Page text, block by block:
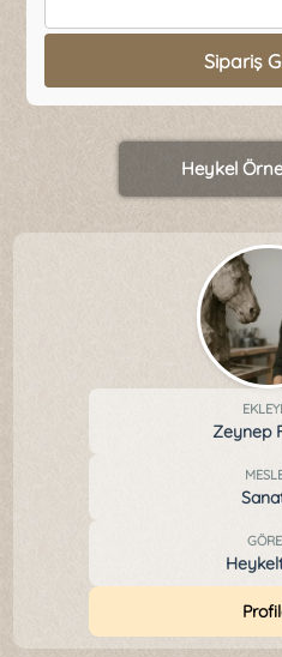
Sipariş
Heykel
Zeynep